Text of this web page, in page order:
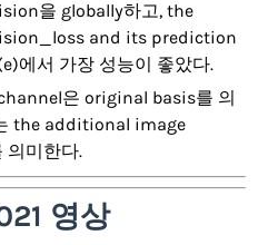
을 globally하고, the
and its prediction
에서 가장 성능이 좋았다.
은 original basis를 의
the additional image
의미한다.
영상